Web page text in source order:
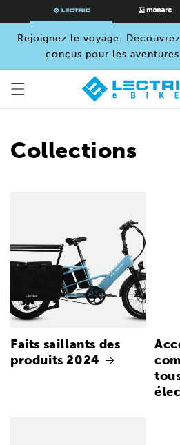
Rejoignez le voyage.
conçus pour les
Collections
Faits saillants des
produits 2024